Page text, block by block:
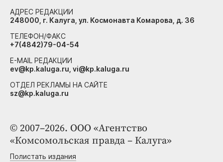
© 2007–2026. ООО «Агентство
«Комсомольская правда – Калуга»
Полистать издания
АДРЕС РЕДАКЦИИ
248000, г. Калуга, ул. Космонавта Комарова, д. 36
ТЕЛЕФОН/ФАКС
+7(4842)79-04-54
E-MAIL РЕДАКЦИИ
ev@kp.kaluga.ru, vi@kp.kaluga.ru
ОТДЕЛ РЕКЛАМЫ НА САЙТЕ
sz@kp.kaluga.ru